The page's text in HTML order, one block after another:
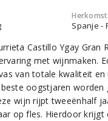
Herkomst
Spanje -
Castillo Ygay Gran
met wijnmaken.
van totale kwaliteit
oogstjaren
wijn rijpt tweeënhalf
op fles. Hierdoor krijgt